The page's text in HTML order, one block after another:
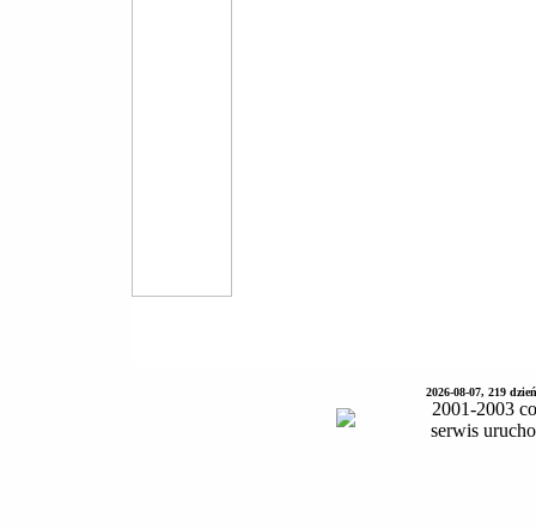
2026-08-07, 219
2001-2003
serwis